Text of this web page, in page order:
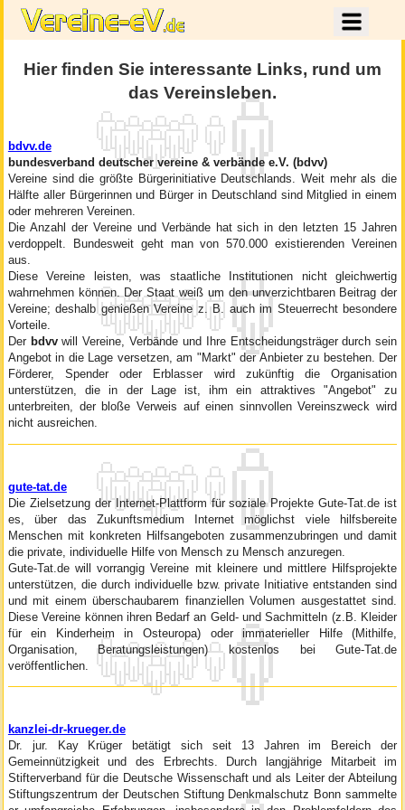
Hier finden Sie interessante Links, rund um
das Vereinsleben.
bdvv.de
bundesverband deutscher vereine & verbände e.V. (bdvv)
Vereine sind die größte Bürgerinitiative Deutschlands. Weit mehr als die
Hälfte aller Bürgerinnen und Bürger in Deutschland sind Mitglied in einem
oder mehreren Vereinen.
Die Anzahl der Vereine und Verbände hat sich in den letzten 15 Jahren
verdoppelt. Bundesweit geht man von 570.000 existierenden Vereinen
aus.
Diese Vereine leisten, was staatliche Institutionen nicht gleichwertig
wahrnehmen können. Der Staat weiß um den unverzichtbaren Beitrag der
Vereine; deshalb genießen Vereine z. B. auch im Steuerrecht besondere
Vorteile.
Der bdvvwill Vereine, Verbände und Ihre Entscheidungsträger durch sein
Angebot in die Lage versetzen, am "Markt" der Anbieter zu bestehen. Der
Förderer, Spender oder Erblasser wird zukünftig die Organisation
unterstützen, die in der Lage ist, ihm ein attraktives "Angebot" zu
unterbreiten, der bloße Verweis auf einen sinnvollen Vereinszweck wird
nicht ausreichen.
gute-tat.de
Die Zielsetzung der Internet-Plattform für soziale Projekte Gute-Tat.de ist
es, über das Zukunftsmedium Internet möglichst viele hilfsbereite
Menschen mit konkreten Hilfsangeboten zusammenzubringen und damit
die private, individuelle Hilfe von Mensch zu Mensch anzuregen.
Gute-Tat.de will vorrangig Vereine mit kleinere und mittlere Hilfsprojekte
unterstützen, die durch individuelle bzw. private Initiative entstanden sind
und mit einem überschaubarem finanziellen Volumen ausgestattet sind.
Diese Vereine können ihren Bedarf an Geld- und Sachmitteln (z.B. Kleider
für ein Kinderheim in Osteuropa) oder immaterieller Hilfe (Mithilfe,
Organisation, Beratungsleistungen) kostenlos bei Gute-Tat.de
veröffentlichen.
kanzlei-dr-krueger.de
Dr. jur. Kay Krüger betätigt sich seit 13 Jahren im Bereich der
Gemeinnützigkeit und des Erbrechts. Durch langjährige Mitarbeit im
Stifterverband für die Deutsche Wissenschaft und als Leiter der Abteilung
Stiftungszentrum der Deutschen Stiftung Denkmalschutz Bonn sammelte